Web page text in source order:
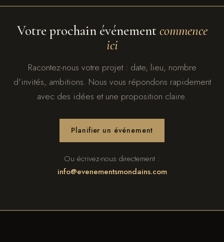
Votre prochain événementcommence
ici
Racontez-nous votre projet : date, lieu, nombre
d'invités, ambitions. Nous vous répondons rapidement
avec des idées et une proposition claire.
Planifier un événement
Ou écrivez-nous directement :
info@evenementsmondains.com